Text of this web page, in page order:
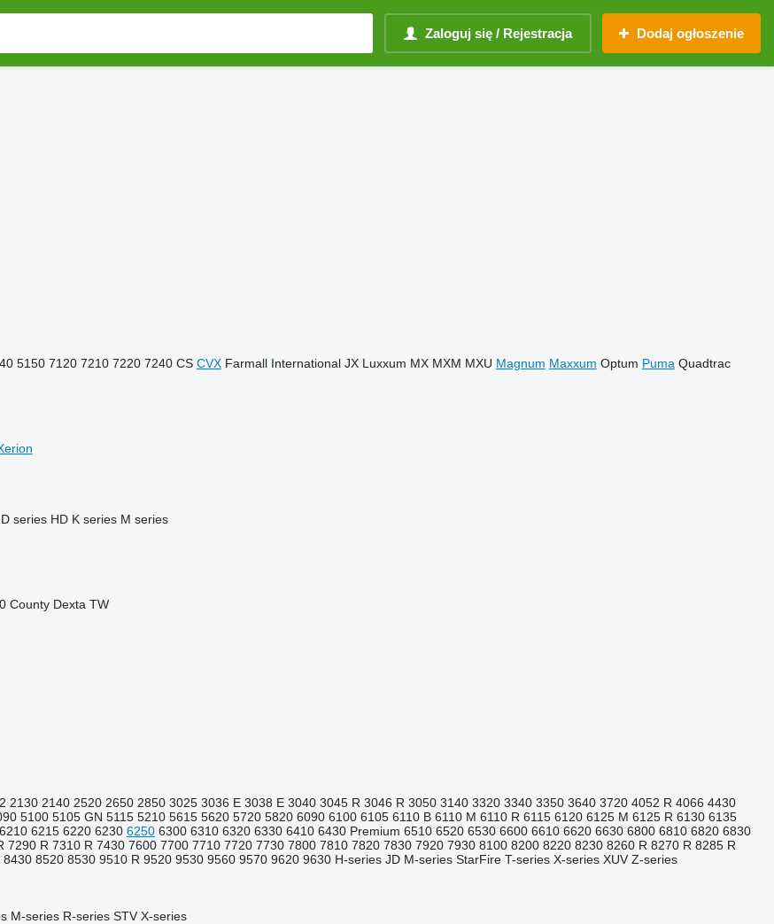
Zaloguj się / Rejestracja Dodaj ogłoszenie
5150 7120 7210 7220 7240 CS CVX Farmall International JX Luxxum MX MXM MXU Magnum Maxxum Optum Puma Quadtrac
D series HD K series M series
County Dexta TW
2130 2140 2520 2650 2850 3025 3036 E 3038 E 3040 3045 R 3046 R 3050 3140 3320 3340 3350 3640 3720 4052 R 4066 4430
5100 5105 GN 5115 5210 5615 5620 5720 5820 6090 6100 6105 6110 B 6110 M 6110 R 6115 6120 6125 M 6125 R 6130 6135
6210 6215 6220 6230 6250 6300 6310 6320 6330 6410 6430 Premium 6510 6520 6530 6600 6610 6620 6630 6800 6810 6820 6830
7290 R 7310 R 7430 7600 7700 7710 7720 7730 7800 7810 7820 7830 7920 7930 8100 8200 8220 8230 8260 R 8270 R 8285 R
8430 8520 8530 9510 R 9520 9530 9560 9570 9620 9630 H-series JD M-series StarFire T-series X-series XUV Z-series
M-series R-series STV X-series